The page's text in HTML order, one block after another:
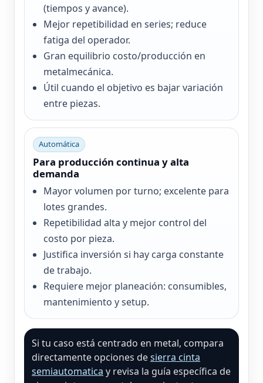
(tiempos y avance).
Mejor repetibilidad en series; reduce
fatiga del operador.
Gran equilibrio costo/producción en
metalmecánica.
Útil cuando el objetivo es bajar variación
entre piezas.
Automática
Para producción continua y alta
demanda
Mayor volumen por turno; excelente para
lotes grandes.
Repetibilidad alta y mejor control del
costo por pieza.
Justifica inversión si hay carga constante
de trabajo.
Requiere mejor planeación: consumibles,
mantenimiento y setup.
Si tu caso está centrado en metal, compara
directamente opciones desierra cinta
semiautomatica y revisa la guía específica de